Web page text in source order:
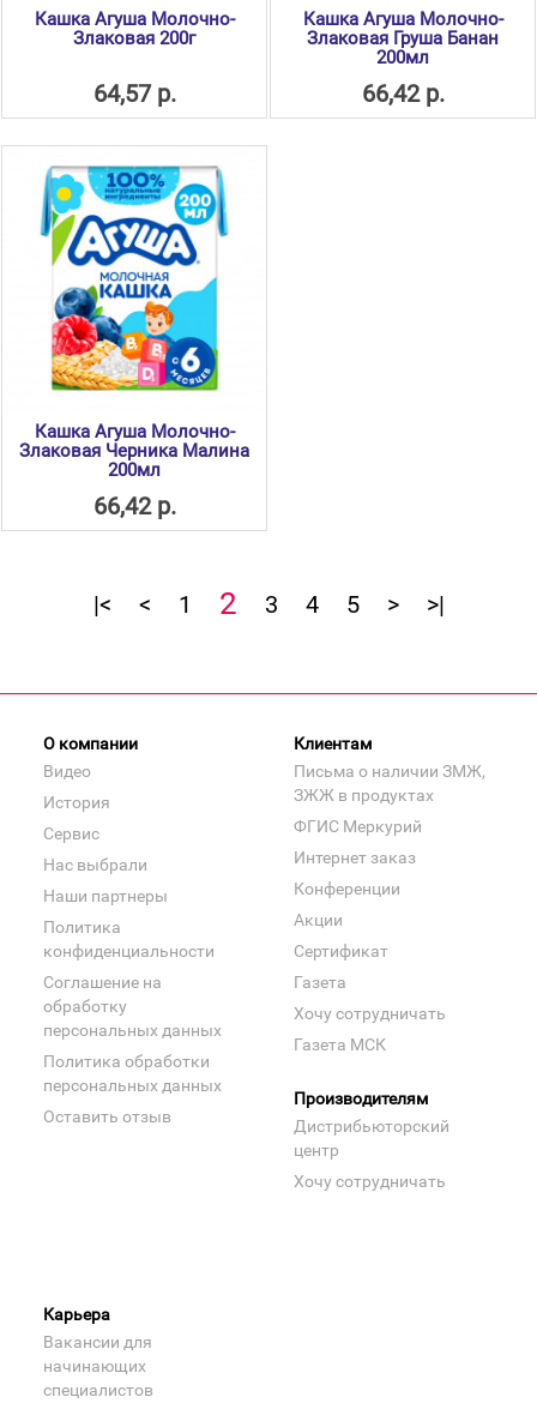
Кашка Агуша Молочно-
Злаковая 200г
64,57 р.
Кашка Агуша Молочно-
Злаковая Груша Банан
200мл
66,42 р.
Кашка Агуша Молочно-
Злаковая Черника Малина
200мл
66,42 р.
|< < 1 2 3 4 5 > >|
О компании
Видео
История
Сервис
Нас выбрали
Наши партнеры
Политика
конфиденциальности
Соглашение на
обработку
персональных данных
Политика обработки
персональных данных
Оставить отзыв
Клиентам
Письма о наличии ЗМЖ,
ЗЖЖ в продуктах
ФГИС Меркурий
Интернет заказ
Конференции
Акции
Сертификат
Газета
Хочу сотрудничать
Газета МСК
Производителям
Дистрибьюторский
центр
Хочу сотрудничать
Карьера
Вакансии для
начинающих
специалистов